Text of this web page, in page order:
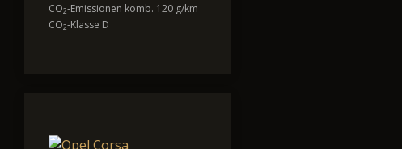
CO2-Emissionen komb. 120 g/km
CO2-Klasse D